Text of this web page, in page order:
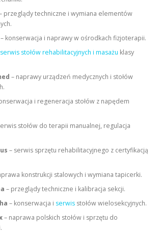
przeglądy techniczne i wymiana elementów
– konserwacja i naprawy w ośrodkach fizjoterapii.
serwis stołów rehabilitacyjnych i masażu klasy
– naprawy urządzeń medycznych i stołów
i regeneracja stołów z napędem
stołów do terapii manualnej, regulacja
– serwis sprzętu rehabilitacyjnego z certyfikacją
konstrukcji stalowych i wymiana tapicerki.
– przeglądy techniczne i kalibracja sekcji.
– konserwacja i serwisstołów wielosekcyjnych.
– naprawa polskich stołów i sprzętu do